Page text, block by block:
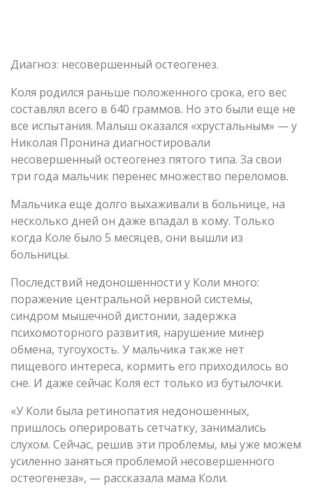
Диагноз: несовершенный остеогенез.
Коля родился раньше положенного срока, его вес
составлял всего в 640 граммов. Но это были еще не
все испытания. Малыш оказался «хрустальным» — у
Николая Пронина диагностировали
несовершенный остеогенез пятого типа. За свои
три года мальчик перенес множество переломов.
Мальчика еще долго выхаживали в больнице, на
несколько дней он даже впадал в кому. Только
когда Коле было 5 месяцев, они вышли из
больницы.
Последствий недоношенности у Коли много:
поражение центральной нервной системы,
синдром мышечной дистонии, задержка
психомоторного развития, нарушение минер
обмена, тугоухость. У мальчика также нет
пищевого интереса, кормить его приходилось во
сне. И даже сейчас Коля ест только из бутылочки.
«У Коли была ретинопатия недоношенных,
пришлось оперировать сетчатку, занимались
слухом. Сейчас, решив эти проблемы, мы уже можем
усиленно заняться проблемой несовершенного
остеогенеза», — рассказала мама Коли.